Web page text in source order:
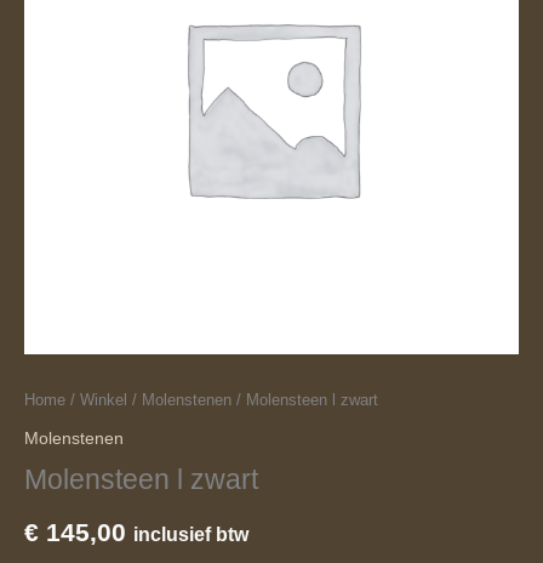
Home / Winkel / Molenstenen / Molensteen l zwart
Molenstenen
Molensteen l zwart
€ 145,00 inclusief btw